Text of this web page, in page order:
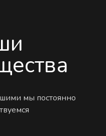
мы постоянно